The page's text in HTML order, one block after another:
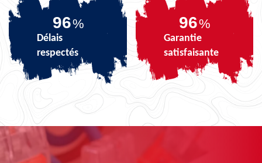
99%
Délais
respectés
100%
Garantie
satisfaisante